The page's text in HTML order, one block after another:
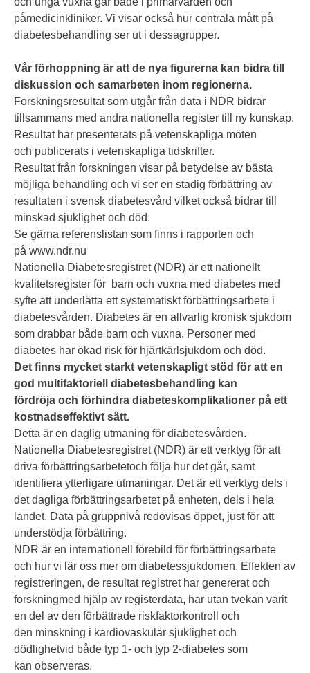
påmedicinkliniker. Vi visar också hur centrala mått på
diabetesbehandling ser ut i dessagrupper.
Vår förhoppning är att de nya figurerna kan bidra till
diskussion och samarbeten inom regionerna.
Forskningsresultat som utgår från data i NDR bidrar
tillsammans med andra nationella register till ny kunskap.
Resultat har presenterats på vetenskapliga möten
och publicerats i vetenskapliga tidskrifter.
Resultat från forskningen visar på betydelse av bästa
möjliga behandling och vi ser en stadig förbättring av
resultaten i svensk diabetesvård vilket också bidrar till
minskad sjuklighet och död.
Se gärna referenslistan som finns i rapporten och
på www.ndr.nu
Nationella Diabetesregistret (NDR) är ett nationellt
kvalitetsregister för barn och vuxna med diabetes med
syfte att underlätta ett systematiskt förbättringsarbete i
diabetesvården. Diabetes är en allvarlig kronisk sjukdom
som drabbar både barn och vuxna. Personer med
diabetes har ökad risk för hjärtkärlsjukdom och död.
Det finns mycket starkt vetenskapligt stöd för att en
god multifaktoriell diabetesbehandling kan
fördröja och förhindra diabeteskomplikationer på ett
kostnadseffektivt sätt.
Detta är en daglig utmaning för diabetesvården.
Nationella Diabetesregistret (NDR) är ett verktyg för att
driva förbättringsarbetetoch följa hur det går, samt
identifiera ytterligare utmaningar. Det är ett verktyg dels i
det dagliga förbättringsarbetet på enheten, dels i hela
landet. Data på gruppnivå redovisas öppet, just för att
understödja förbättring.
NDR är en internationell förebild för förbättringsarbete
och hur vi lär oss mer om diabetessjukdomen. Effekten av
registreringen, de resultat registret har genererat och
forskningmed hjälp av registerdata, har utan tvekan varit
en del av den förbättrade riskfaktorkontroll och
den minskning i kardiovaskulär sjuklighet och
dödlighetvid både typ 1- och typ 2-diabetes som
kan observeras.